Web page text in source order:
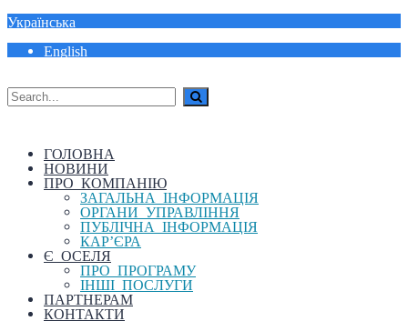
Українська
English
ГОЛОВНА
НОВИНИ
ПРО КОМПАНІЮ
ЗАГАЛЬНА ІНФОРМАЦІЯ
ОРГАНИ УПРАВЛІННЯ
ПУБЛІЧНА ІНФОРМАЦІЯ
КАР’ЄРА
Є ОСЕЛЯ
ПРО ПРОГРАМУ
ІНШІ ПОСЛУГИ
ПАРТНЕРАМ
КОНТАКТИ